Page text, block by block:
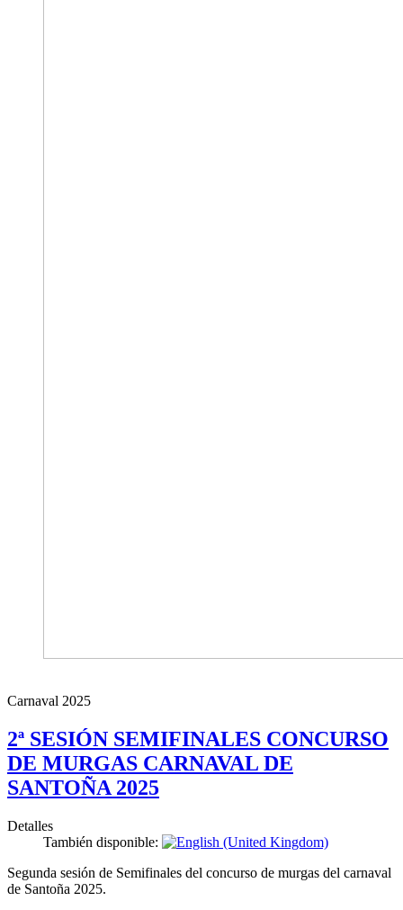
Carnaval 2025
2ª SESIÓN SEMIFINALES CONCURSO
DE MURGAS CARNAVAL DE
SANTOÑA 2025
Detalles
También disponible:
Segunda sesión de Semifinales del concurso de murgas del carnaval
de Santoña 2025.